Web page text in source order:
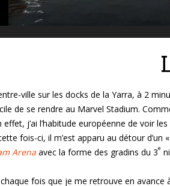
ville sur les docks de la Yarra, à 2
de se rendre au Marvel Stadium.
effet, j’ai l’habitude européenne de voir
fois-ci, il m’est apparu au détour
Arena avec la forme des gradins du 3e
fois que je me retrouve en avance